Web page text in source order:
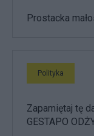
Prostacka
Polityka
Zapamiętaj tę
GESTAPO